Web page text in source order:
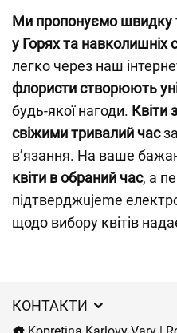
Ми пропонуємо швидку
у Горях та навколишніх
легко через наш
флористи створюють
будь-якої нагоди. Квіти
свіжими тривалий час
в’язання. На ваше
квіти в обраний час, а
підтверджujeme
щодо вибору квітів
КОНТАКТИ